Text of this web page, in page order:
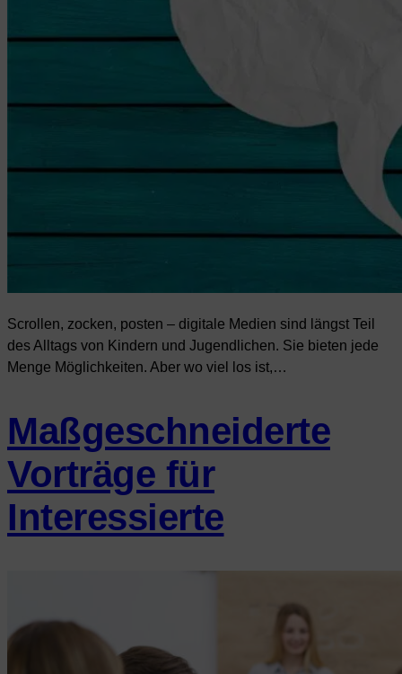
Scrollen, zocken, posten – digitale Medien sind längst Teil
des Alltags von Kindern und Jugendlichen. Sie bieten jede
Menge Möglichkeiten. Aber wo viel los ist,…
Maßgeschneiderte
Vorträge für
Interessierte